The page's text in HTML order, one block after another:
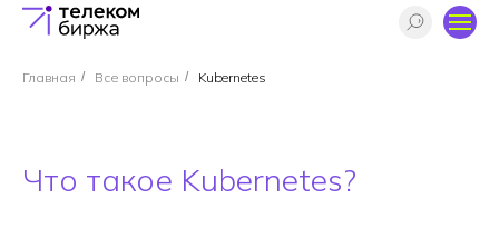
Главная / Все вопросы / Kubernetes
Что такое Kubernetes?